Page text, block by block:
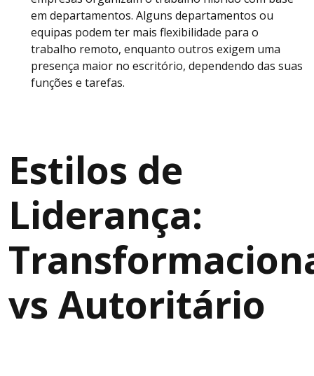
em departamentos. Alguns departamentos ou
equipas podem ter mais flexibilidade para o
trabalho remoto, enquanto outros exigem uma
presença maior no escritório, dependendo das suas
funções e tarefas.
Estilos de
Liderança:
vs Autoritário